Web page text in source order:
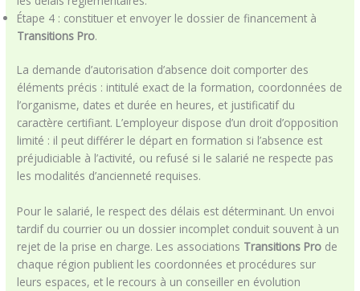
Étape 4 : constituer et envoyer le dossier de financement à
Transitions Pro.
La demande d’autorisation d’absence doit comporter des
éléments précis : intitulé exact de la formation, coordonnées de
l’organisme, dates et durée en heures, et justificatif du
caractère certifiant. L’employeur dispose d’un droit d’opposition
limité : il peut différer le départ en formation si l’absence est
préjudiciable à l’activité, ou refusé si le salarié ne respecte pas
les modalités d’ancienneté requises.
Pour le salarié, le respect des délais est déterminant. Un envoi
tardif du courrier ou un dossier incomplet conduit souvent à un
rejet de la prise en charge. Les associations Transitions Pro de
chaque région publient les coordonnées et procédures sur
leurs espaces, et le recours à un conseiller en évolution